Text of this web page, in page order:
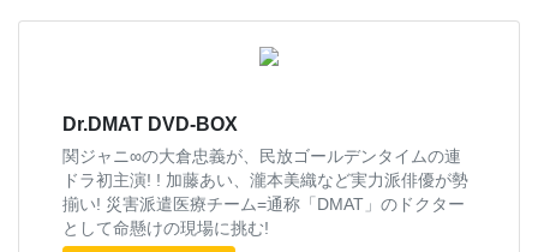
Dr.DMAT DVD-BOX
関ジャニ∞の大倉忠義が、民放ゴールデンタイムの連
ドラ初主演! ! 加藤あい、瀧本美織など実力派俳優が勢
揃い! 災害派遣医療チーム=通称「DMAT」のドクター
として命懸けの現場に挑む!